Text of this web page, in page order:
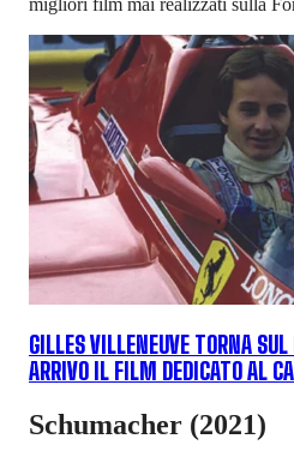
migliori film mai realizzati sulla
GILLES VILLENEUVE TORNA
ARRIVO IL FILM DEDICATO AL
Schumacher (2021)